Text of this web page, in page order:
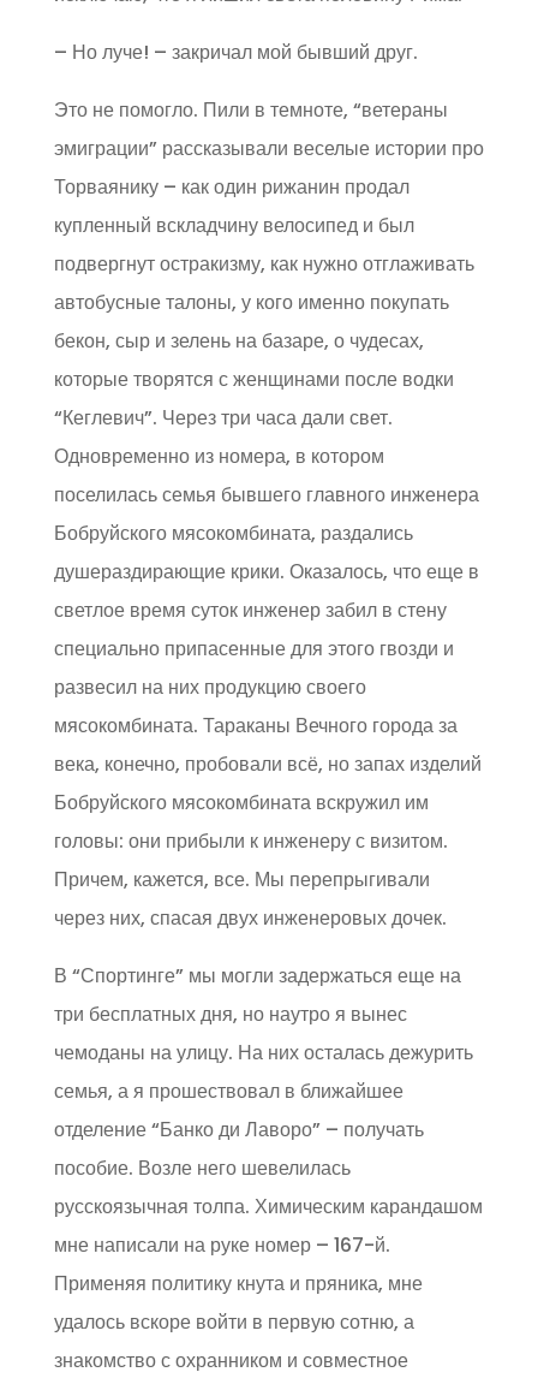
– Но луче! – закричал мой бывший друг.
Это не помогло. Пили в темноте, “ветераны
эмиграции” рассказывали веселые истории про
Торваянику – как один рижанин продал
купленный вскладчину велосипед и был
подвергнут остракизму, как нужно отглаживать
автобусные талоны, у кого именно покупать
бекон, сыр и зелень на базаре, о чудесах,
которые творятся с женщинами после водки
“Кеглевич”. Через три часа дали свет.
Одновременно из номера, в котором
поселилась семья бывшего главного инженера
Бобруйского мясокомбината, раздались
душераздирающие крики. Оказалось, что еще в
светлое время суток инженер забил в стену
специально припасенные для этого гвозди и
развесил на них продукцию своего
мясокомбината. Тараканы Вечного города за
века, конечно, пробовали всё, но запах изделий
Бобруйского мясокомбината вскружил им
головы: они прибыли к инженеру с визитом.
Причем, кажется, все. Мы перепрыгивали
через них, спасая двух инженеровых дочек.
В “Спортинге” мы могли задержаться еще на
три бесплатных дня, но наутро я вынес
чемоданы на улицу. На них осталась дежурить
семья, а я прошествовал в ближайшее
отделение “Банко ди Лаворо” – получать
пособие. Возле него шевелилась
русскоязычная толпа. Химическим карандашом
мне написали на руке номер – 167-й.
Применяя политику кнута и пряника, мне
удалось вскоре войти в первую сотню, а
знакомство с охранником и совместное